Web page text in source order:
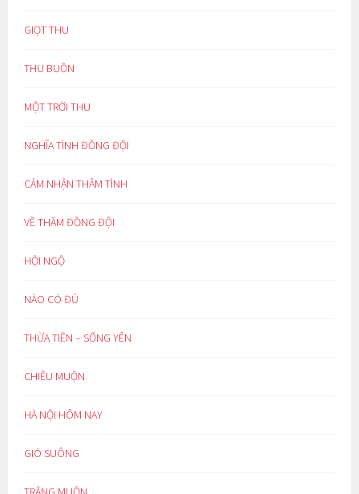
GIỌT THU
THU BUỒN
MỘT TRỜI THU
NGHĨA TÌNH ĐỒNG ĐỘI
CẢM NHẬN THÂM TÌNH
VỀ THĂM ĐỒNG ĐỘI
HỘI NGỘ
NÀO CÓ ĐỦ
THỪA TIỀN – SỐNG YÊN
CHIỀU MUỘN
HÀ NỘI HÔM NAY
GIÓ SUÔNG